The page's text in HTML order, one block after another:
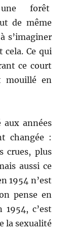
forêt
de même
s’imaginer
Ce qui
ce court
mouillé en
aux années
changée :
crues, plus
aussi ce
1954 n’est
pense en
c’est
la sexualité